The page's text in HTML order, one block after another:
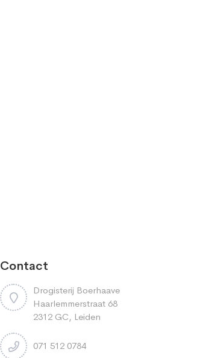
Contact
Drogisterij Boerhaave
Haarlemmerstraat 68
2312 GC, Leiden
071 512 0784